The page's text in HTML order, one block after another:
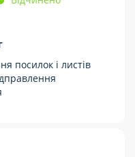
посилок і листів
газети та